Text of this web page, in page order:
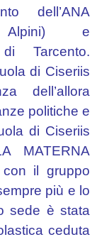
dell’ANA
Alpini) e
di Tarcento.
di Ciseriis
dell’allora
politiche e
di Ciseriis
MATERNA
il gruppo
più e lo
sede è stata
ceduta